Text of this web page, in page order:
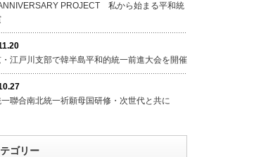
PROJECT 私から始まる平和統
江戸川支部で韓半島平和的統一前進大会を開催
聯合南北統一祈願母国研修・次世代と共に
ゴリー